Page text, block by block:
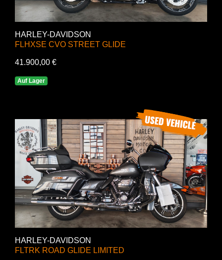
HARLEY-DAVIDSON
FLHXSE CVO STREET GLIDE
41.900,00 €
Auf Lager
HARLEY-DAVIDSON
FLTRK ROAD GLIDE LIMITED